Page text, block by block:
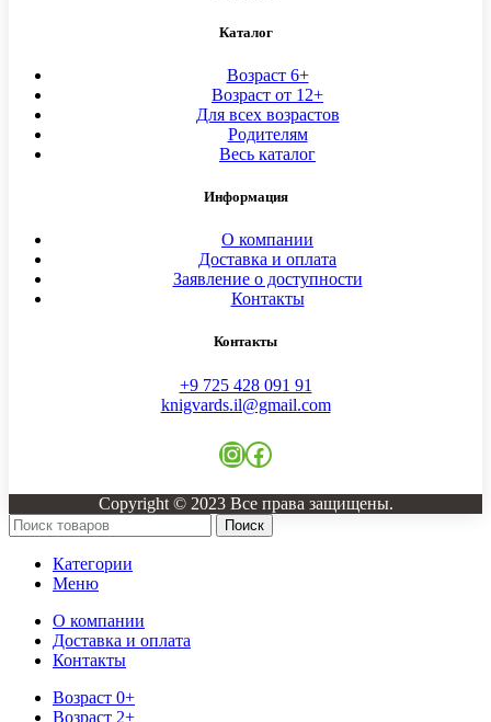
Каталог
Возраст 6+
Возраст от 12+
Для всех возрастов
Родителям
Весь каталог
Информация
О компании
Доставка и оплата
Заявление о доступности
Контакты
Контакты
+9 725 428 091 91
knigvards.il@gmail.com
Instagram
Facebook
Copyright © 2023 Все права защищены.
Поиск
Категории
Меню
О компании
Доставка и оплата
Контакты
Возраст 0+
Возраст 2+